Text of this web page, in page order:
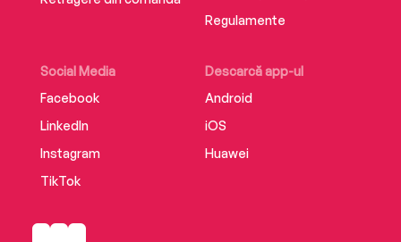
Social Media
Facebook
LinkedIn
Instagram
TikTok
Descarcă app-ul
Android
iOS
Huawei
Regulamente